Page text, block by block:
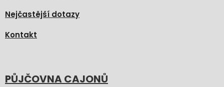
Nejčastější dotazy
Kontakt
PŮJČOVNA CAJONŮ